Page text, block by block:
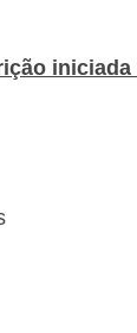
iniciada